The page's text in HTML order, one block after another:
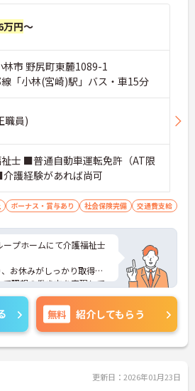
万円～
林市 野尻町東麓1089-1
線「小林(宮崎)駅」バス・車15分
職員)
士 ■普通自動車運転免許（AT限
護経験があれば尚可
ボーナス・賞与あり 社会保険完備 交通費支給
プホームにて介護福祉士
お休みがしっかり取得で
理想の働き方を実現して
実績もあり、ライフステ
お勤めいただける環境で
対策ポイントなど、さら
無料 紹介してもらう
更新日：2026年01月23日